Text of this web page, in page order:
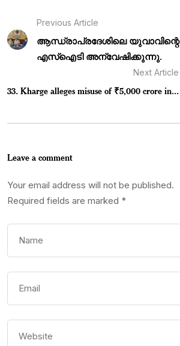
Previous Article
ആന്ധ്രാപ്രദേശിലെ യുവാവിന്റെ
എസ്‌ഐടി അന്വേഷിക്കുന്നു.
Next Article
33. Kharge alleges misuse of ₹5,000 crore in...
Leave a comment
Your email address will not be published.
Required fields are marked *